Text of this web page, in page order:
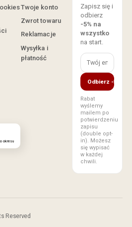
okresu
Twoje konto
Zwrot towaru
Reklamacje
Wysyłka i
płatność
Zapisz się i
odbierz
-5% na
wszystko
na start.
Odbierz -5%
Rabat
wyślemy
mailem po
potwierdzeniu
zapisu
(double opt-
in). Możesz
się wypisać
w każdej
chwili.
Reserved